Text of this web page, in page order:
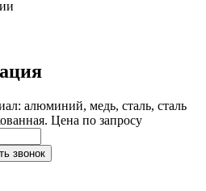
алюминий, медь, сталь, сталь
Цена по запросу
звонок